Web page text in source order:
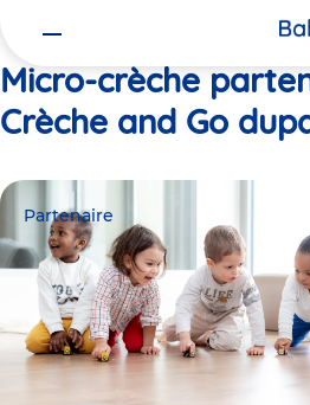
Micro-crèche
Crèche and Go
Partenaire